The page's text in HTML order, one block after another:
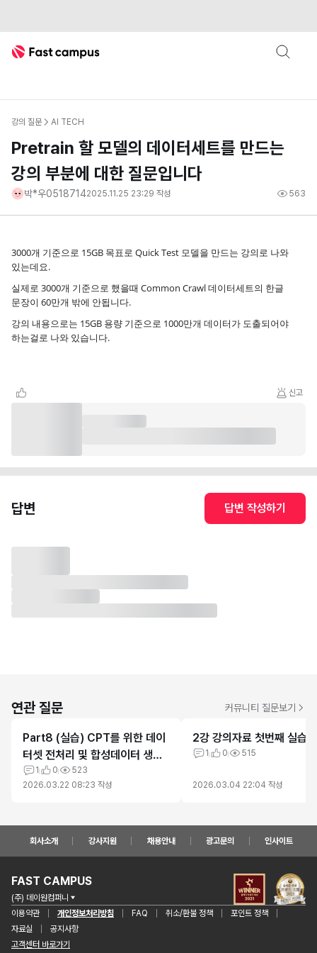
Fast Campus
강의 질문 AI TECH
Pretrain 할 모델의 데이터세트를 만드는
강의 부분에 대한 질문입니다
박*우05187142025.11.25 23:29 작성 563
3000개 기준으로 15GB 목표로 Quick Test 모델을 만드는 강의로 나와
있는데요.
실제로 3000개 기준으로 했을때 Common Crawl 데이터세트의 한글
문장이 60만개 밖에 안됩니다.
강의 내용으로는 15GB 용량 기준으로 1000만개 데이터가 도출되어야
하는걸로 나와 있습니다.
신고
답변 답변 작성하기
연관 질문 커뮤니티 질문보기
Part8 (실습) CPT를 위한 데이
터셋 전처리 및 합성데이터 생성
중 데이타 파일 공유 요청 건
1 0
523
2026.03.22 08:23 작성
2강 강의자료 첫번째 실습
1 0 515
2026.03.04 22:04 작성
회사소개 강사지원 채용안내 광고문의 인사이트
FAST CAMPUS
(주) 데이원컴퍼니
이용약관
개인정보처리방침 FAQ 취소/환불 정책
포인트 정책
자료실
공지사항
고객센터 바로가기